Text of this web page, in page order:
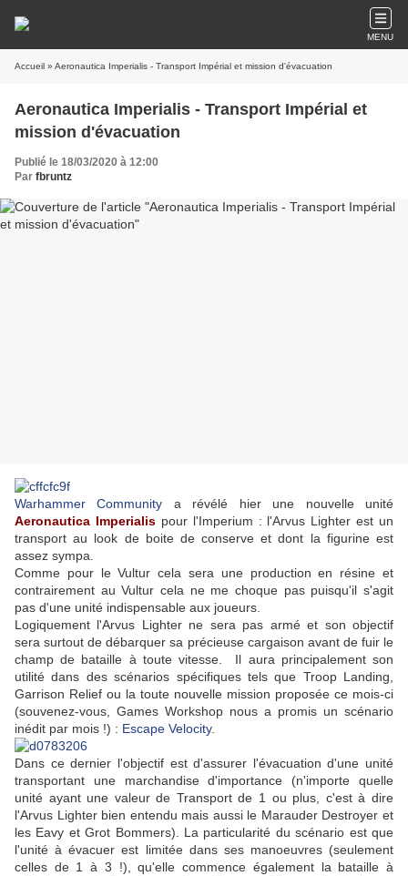
MENU
Accueil » Aeronautica Imperialis - Transport Impérial et mission d'évacuation
Aeronautica Imperialis - Transport Impérial et
mission d'évacuation
Publié le 18/03/2020 à 12:00
Par fbruntz
Warhammer Community a révélé hier une nouvelle unité
Aeronautica Imperialispour l'Imperium : l'Arvus Lighter est un
transport au look de boite de conserve et dont la figurine est
assez sympa.
Comme pour le Vultur cela sera une production en résine et
contrairement au Vultur cela ne me choque pas puisqu'il s'agit
pas d'une unité indispensable aux joueurs.
Logiquement l'Arvus Lighter ne sera pas armé et son objectif
sera surtout de débarquer sa précieuse cargaison avant de fuir le
champ de bataille à toute vitesse. Il aura principalement son
utilité dans des scénarios spécifiques tels que Troop Landing,
Garrison Relief ou la toute nouvelle mission proposée ce mois-ci
(souvenez-vous, Games Workshop nous a promis un scénario
inédit par mois !) : Escape Velocity.
Dans ce dernier l'objectif est d'assurer l'évacuation d'une unité
transportant une marchandise d'importance (n'importe quelle
unité ayant une valeur de Transport de 1 ou plus, c'est à dire
l'Arvus Lighter bien entendu mais aussi le Marauder Destroyer et
les Eavy et Grot Bommers). La particularité du scénario est que
l'unité à évacuer est limitée dans ses manoeuvres (seulement
celles de 1 à 3 !), qu'elle commence également la bataille à